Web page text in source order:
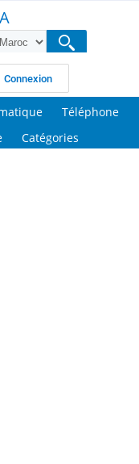
Connexion
Téléphone
Catégories